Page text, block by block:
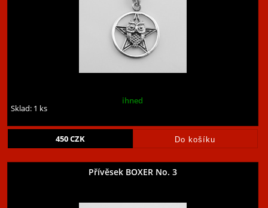
ihned
Sklad: 1 ks
450CZK
Přívěsek BOXER No. 3